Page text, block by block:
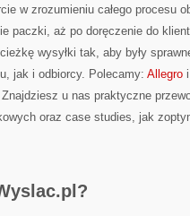
w zrozumieniu całego procesu
paczki, aż po doręczenie do
wysyłki tak, aby były
jak i odbiorcy. Polecamy: Allegro
u nas praktyczne
oraz case studies, jak